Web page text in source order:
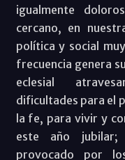
igualmente
cercano, en
política y social
frecuencia genera
eclesial
dificultades para el
la fe, para vivir y
este año
provocado por